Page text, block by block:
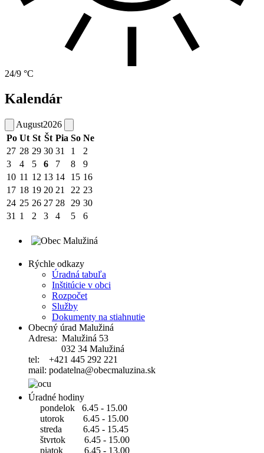
24/9 °C
Kalendár
August2026
Po Ut St Št Pia So Ne
27 28 29 30 31 1
2
3
4 5 6 7 8
9
10 11 12 13 14 15 16
17 18 19 20 21 22 23
24 25 26 27 28 29 30
31 1 2 3 4 5 6
Rýchle odkazy
Úradná tabuľa
Inštitúcie v obci
Rozpočet
Služby
Dokumenty na stiahnutie
Obecný úrad Malužiná
Adresa: Malužiná 53
032 34 Malužiná
tel: +421 445 292 221
mail: podatelna@obecmaluzina.sk
Úradné hodiny
pondelok 6.45 - 15.00
utorok 6.45 - 15.00
streda 6.45 - 15.45
štvrtok 6.45 - 15.00
piatok 6.45 - 13.00